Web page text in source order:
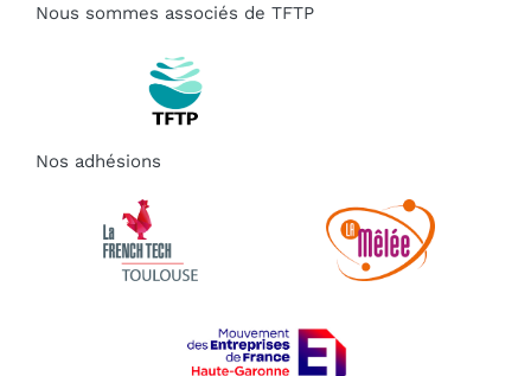
Nous sommes associés de TFTP
Nos adhésions